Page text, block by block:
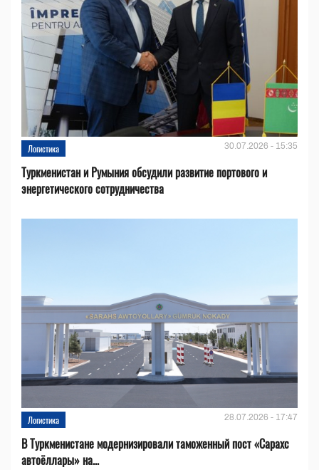
Логистика 30.07.2026 - 15:35
Туркменистан и Румыния обсудили развитие портового и
энергетического сотрудничества
Логистика 28.07.2026 - 17:47
В Туркменистане модернизировали таможенный пост «Сарахс
автоёллары» на...